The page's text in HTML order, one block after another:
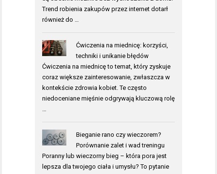
Trend robienia zakupów przez internet dotarł
również do …
Ćwiczenia na miednicę: korzyści,
techniki i unikanie błędów
Ćwiczenia na miednicę to temat, który zyskuje
coraz większe zainteresowanie, zwłaszcza w
kontekście zdrowia kobiet. Te często
niedoceniane mięśnie odgrywają kluczową rolę
…
Bieganie rano czy wieczorem?
Porównanie zalet i wad treningu
Poranny lub wieczorny bieg – która pora jest
lepsza dla twojego ciała i umysłu? To pytanie